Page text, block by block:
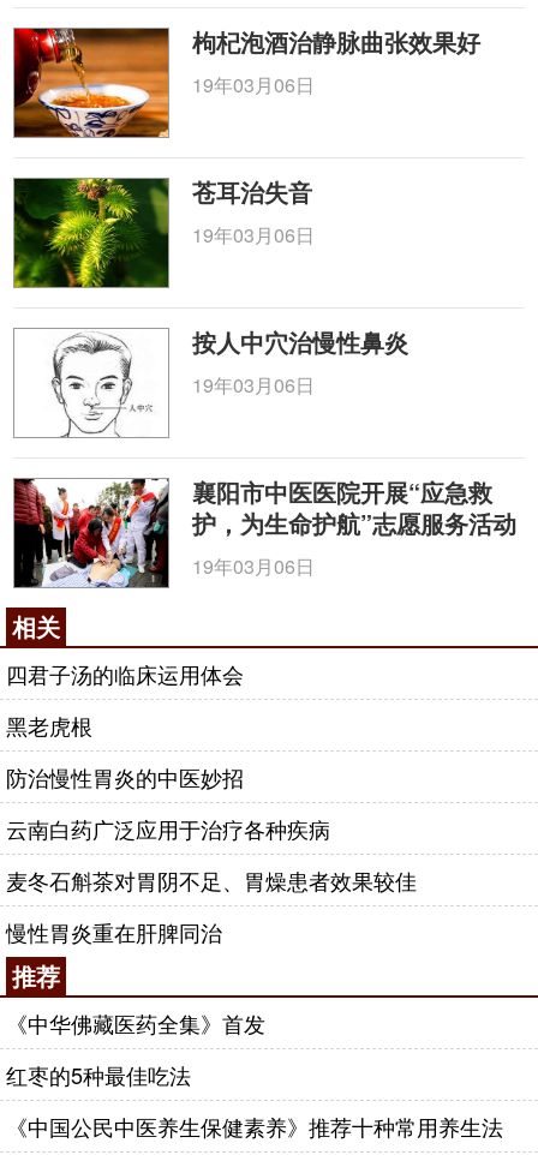
枸杞泡酒治静脉曲张效果好
19年03月06日
苍耳治失音
19年03月06日
按人中穴治慢性鼻炎
19年03月06日
襄阳市中医医院开展“应急救
护，为生命护航”志愿服务活动
19年03月06日
相关
四君子汤的临床运用体会
黑老虎根
防治慢性胃炎的中医妙招
云南白药广泛应用于治疗各种疾病
麦冬石斛茶对胃阴不足、胃燥患者效果较佳
慢性胃炎重在肝脾同治
推荐
《中华佛藏医药全集》首发
红枣的5种最佳吃法
《中国公民中医养生保健素养》推荐十种常用养生法